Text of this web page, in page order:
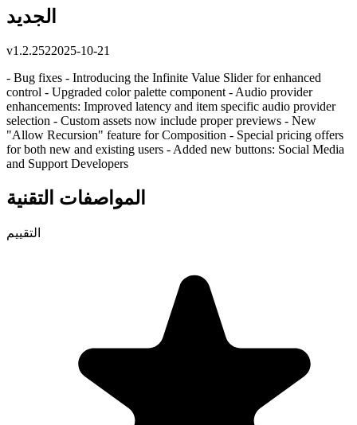
الجديد
v1.2.2522025-10-21
- Bug fixes - Introducing the Infinite Value Slider for enhanced
control - Upgraded color palette component - Audio provider
enhancements: Improved latency and item specific audio provider
selection - Custom assets now include proper previews - New
"Allow Recursion" feature for Composition - Special pricing offers
for both new and existing users - Added new buttons: Social Media
and Support Developers
المواصفات التقنية
التقييم